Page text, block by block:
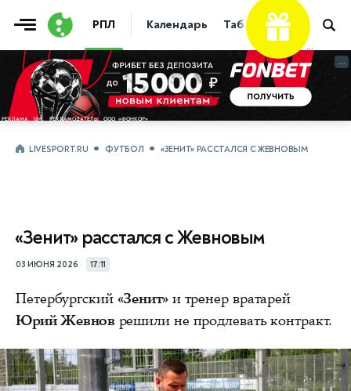
РПЛ Календарь Таблица Прогнозы
...
...
LIVESPORT.RU ФУТБОЛ «ЗЕНИТ» РАССТАЛСЯ С ЖЕВНОВЫМ
«Зенит» расстался с Жевновым
03 ИЮНЯ 2026 17:11
Петербургский «Зенит»и тренер вратарей
Юрий Жевнов решили не продлевать контракт.